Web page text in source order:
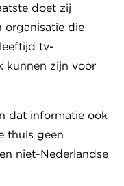
doet zij
organisatie die
tv-
kunnen zijn voor
dat informatie ook
thuis geen
niet-Nederlandse